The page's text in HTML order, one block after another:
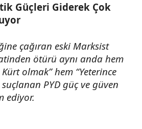
Güçleri Giderek Çok
çağıran eski Marksist
ötürü aynı anda hem
olmak” hem “Yeterince
PYD güç ve güven
ediyor.